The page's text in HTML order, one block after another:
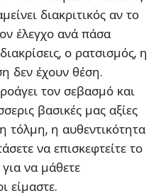
διακριτικός αν το
έλεγχο ανά πάσα
ο ρατσισμός, η
δεν έχουν θέση.
τον σεβασμό και
βασικές μας αξίες
τόλμη, η αυθεντικότητα
να επισκεφτείτε το
να μάθετε
είμαστε.